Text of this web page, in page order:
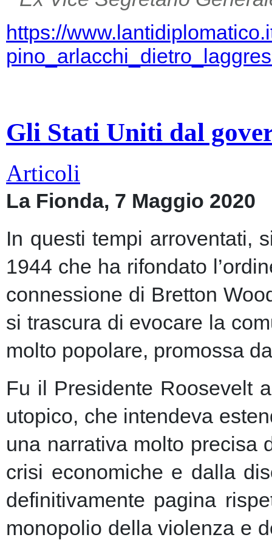
https://
Gli Stati Uniti dal
Articoli
La Fionda, 7 Maggio 2020
In questi tempi arroventati,
1944 che ha rifondato
connessione di Bretton
si trascura di evocare la
molto popolare, promossa
Fu il Presidente Roosevelt
utopico, che intendeva
una narrativa molto precisa
crisi economiche e dalla
definitivamente pagina
monopolio della violenza e